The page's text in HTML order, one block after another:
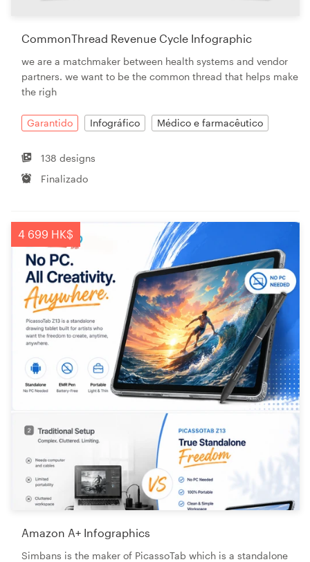
CommonThread Revenue Cycle Infographic
we are a matchmaker between health systems and vendor
partners. we want to be the common thread that helps make
the righ
Garantido Infográfico Médico e farmacêutico
138 designs
Finalizado
4 699 HK$
Amazon A+ Infographics
Simbans is the maker of PicassoTab which is a standalone
Recursos
Preços
Torne-se um designer
Blog